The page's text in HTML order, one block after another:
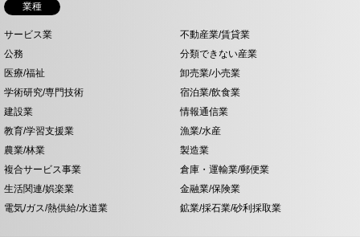
業種
サービス業
不動産業/賃貸業
公務
分類できない産業
医療/福祉
卸売業/小売業
学術研究/専門技術
宿泊業/飲食業
建設業
情報通信業
教育/学習支援業
漁業/水産
農業/林業
製造業
複合サービス事業
倉庫・運輸業/郵便業
生活関連/娯楽業
金融業/保険業
電気/ガス/熱供給/水道業
鉱業/採石業/砂利採取業